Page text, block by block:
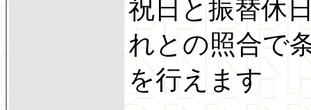
祝日と振替休
れとの照合で
を行えます